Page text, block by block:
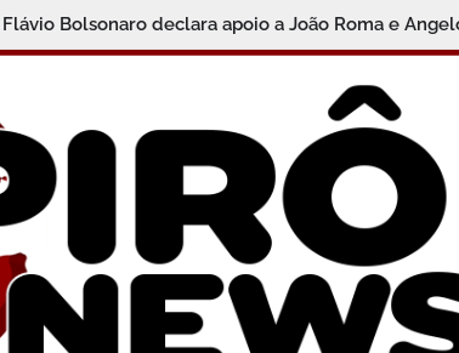
Flávio Bolsonaro declara apoio a João Roma e